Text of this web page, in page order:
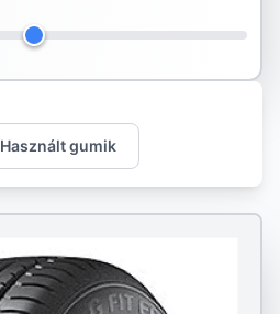
Használt gumik